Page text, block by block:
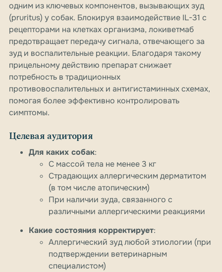
одним из ключевых компонентов, вызывающих зуд
(pruritus) у собак. Блокируя взаимодействие IL-31 с
рецепторами на клетках организма, локиветмаб
предотвращает передачу сигнала, отвечающего за
зуд и воспалительные реакции. Благодаря такому
прицельному действию препарат снижает
потребность в традиционных
противовоспалительных и антигистаминных схемах,
помогая более эффективно контролировать
симптомы.
Целевая аудитория
Для каких собак:
С массой тела не менее 3 кг
Страдающих аллергическим дерматитом
(в том числе атопическим)
При наличии зуда, связанного с
различными аллергическими реакциями
Какие состояния корректирует:
Аллергический зуд любой этиологии (при
подтверждении ветеринарным
специалистом)